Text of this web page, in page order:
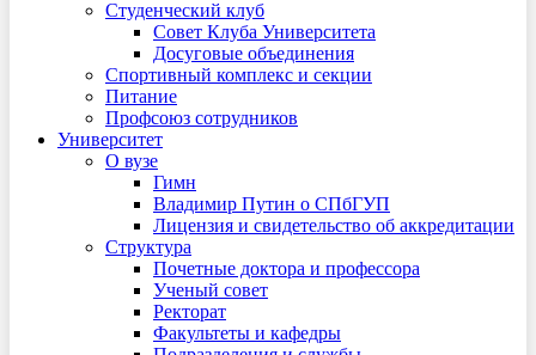
Студенческий клуб
Совет Клуба Университета
Досуговые объединения
Спортивный комплекс и секции
Питание
Профсоюз сотрудников
Университет
О вузе
Гимн
Владимир Путин о СПбГУП
Лицензия и свидетельство об аккредитации
Структура
Почетные доктора и профессора
Ученый совет
Ректорат
Факультеты и кафедры